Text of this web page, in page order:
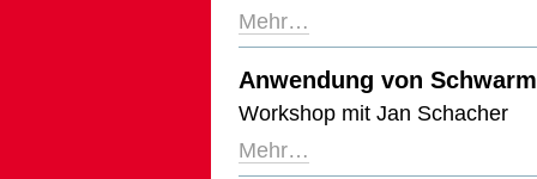
Mehr…
Anwendung von
Workshop mit Jan Schacher
Mehr…